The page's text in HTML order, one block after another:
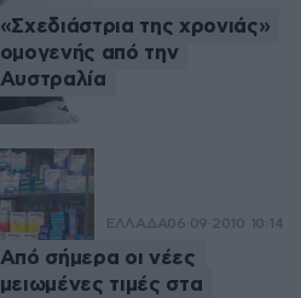
«Σχεδιάστρια της χρονιάς»
ομογενής από την
Αυστραλία
ΕΛΛΑΔΑ06·09·2010 10:14
Από σήμερα οι νέες
μειωμένες τιμές στα